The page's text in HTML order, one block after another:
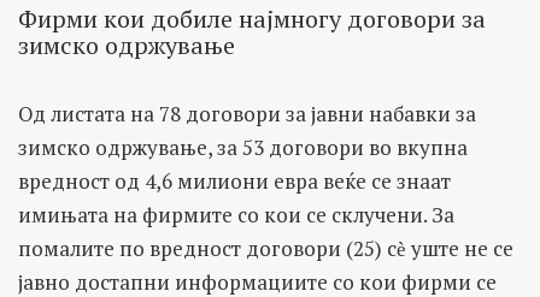
Фирми кои добиле најмногу договори за
зимско одржување
Од листата на 78 договори за јавни набавки за
зимско одржување, за 53 договори во вкупна
вредност од 4,6 милиони евра веќе се знаат
имињата на фирмите со кои се склучени. За
помалите по вредност договори (25) сѐ уште не се
јавно достапни информациите со кои фирми се